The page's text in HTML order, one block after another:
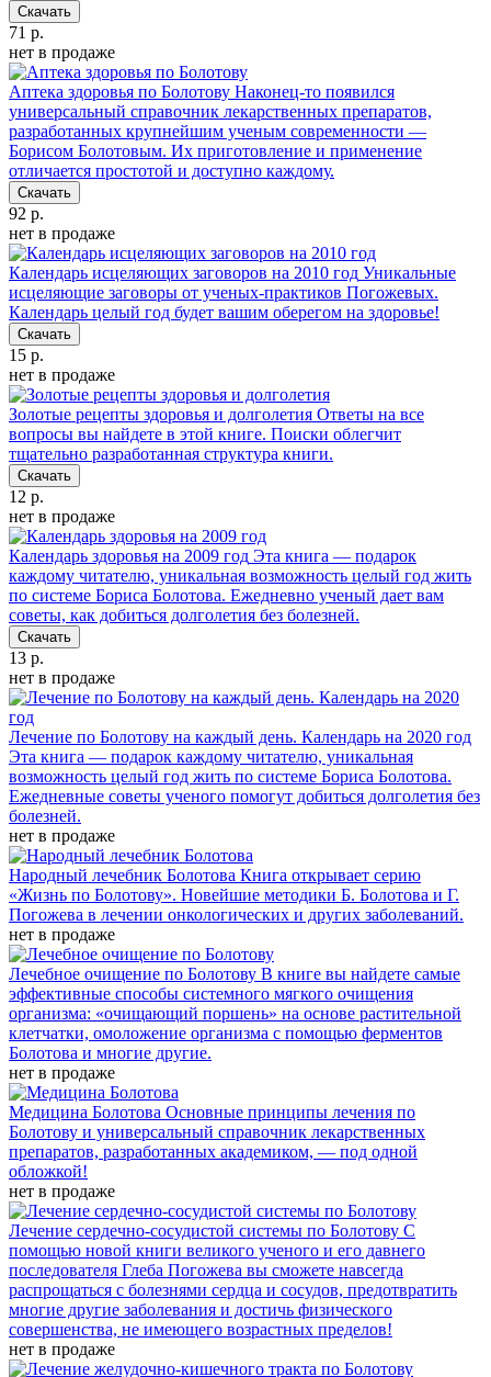
Скачать
71 р.
нет в продаже
Аптека здоровья по Болотову Наконец-то появился
универсальный справочник лекарственных препаратов,
разработанных крупнейшим ученым современности —
Борисом Болотовым. Их приготовление и применение
отличается простотой и доступно каждому.
Скачать
92 р.
нет в продаже
Календарь исцеляющих заговоров на 2010 год Уникальные
исцеляющие заговоры от ученых-практиков Погожевых.
Календарь целый год будет вашим оберегом на здоровье!
Скачать
15 р.
нет в продаже
Золотые рецепты здоровья и долголетия Ответы на все
вопросы вы найдете в этой книге. Поиски облегчит
тщательно разработанная структура книги.
Скачать
12 р.
нет в продаже
Календарь здоровья на 2009 год Эта книга — подарок
каждому читателю, уникальная возможность целый год жить
по системе Бориса Болотова. Ежедневно ученый дает вам
советы, как добиться долголетия без болезней.
Скачать
13 р.
нет в продаже
Лечение по Болотову на каждый день. Календарь на 2020 год
Эта книга — подарок каждому читателю, уникальная
возможность целый год жить по системе Бориса Болотова.
Ежедневные советы ученого помогут добиться долголетия без
болезней.
нет в продаже
Народный лечебник Болотова Книга открывает серию
«Жизнь по Болотову». Новейшие методики Б. Болотова и Г.
Погожева в лечении онкологических и других заболеваний.
нет в продаже
Лечебное очищение по Болотову В книге вы найдете самые
эффективные способы системного мягкого очищения
организма: «очищающий поршень» на основе растительной
клетчатки, омоложение организма с помощью ферментов
Болотова и многие другие.
нет в продаже
Медицина Болотова Основные принципы лечения по
Болотову и универсальный справочник лекарственных
препаратов, разработанных академиком, — под одной
обложкой!
нет в продаже
Лечение сердечно-сосудистой системы по Болотову С
помощью новой книги великого ученого и его давнего
последователя Глеба Погожева вы сможете навсегда
распрощаться с болезнями сердца и сосудов, предотвратить
многие другие заболевания и достичь физического
совершенства, не имеющего возрастных пределов!
нет в продаже